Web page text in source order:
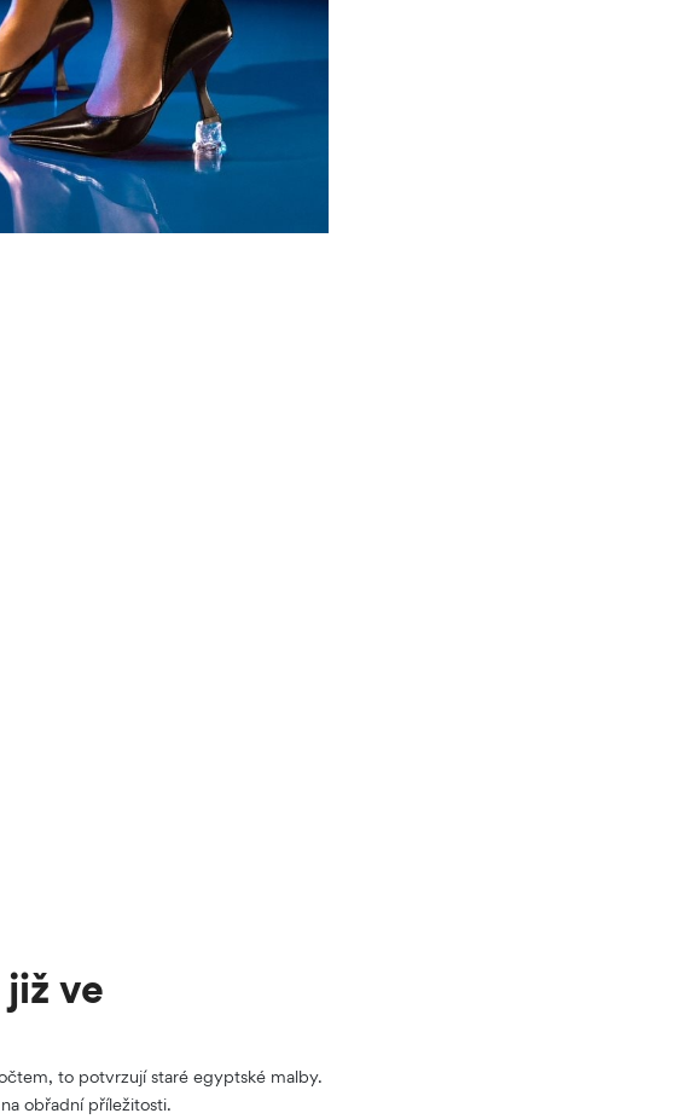
ve
to potvrzují staré egyptské malby.
obřadní příležitosti.